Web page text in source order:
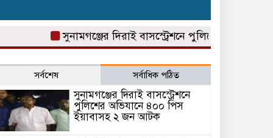
সুনামগঞ্জের দিরাই বাসস্ট্রেশনে পুলিশের অভিযানে
সর্বশেষ সর্বাধিক পঠিত
সুনামগঞ্জের দিরাই বাসস্ট্রেশনে
পুলিশের অভিযানে ৪০০ পিস
ইয়াবাসহ ২ জন আটক